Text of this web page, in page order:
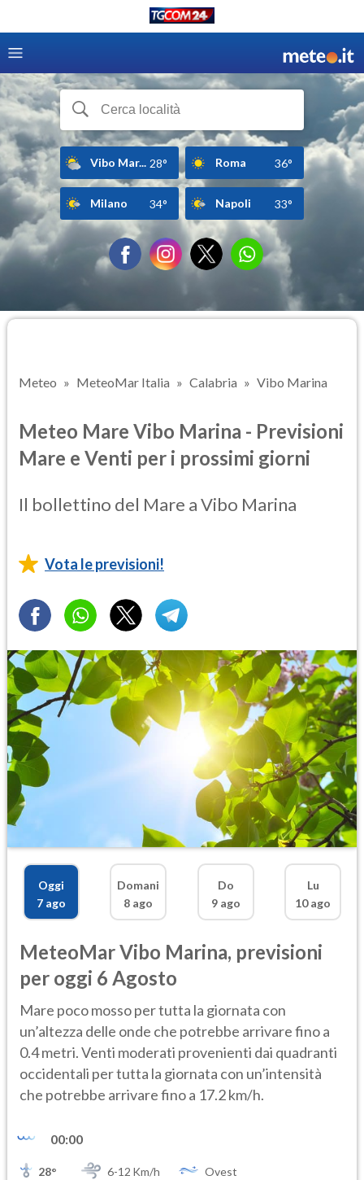
Vibo Mar... 28° Roma 36°
Milano 34° Napoli 33°
Meteo MeteoMar Italia Calabria Vibo Marina
Meteo Mare Vibo Marina - Previsioni
Mare e Venti per i prossimi giorni
Il bollettino del Mare a Vibo Marina
Vota le previsioni!
Oggi
7 ago
Domani
8 ago
Do
9 ago
Lu
10 ago
MeteoMarVibo Marina, previsioni
per oggi 6 Agosto
Mare poco mosso per tutta la giornata con
un’altezza delle onde che potrebbe arrivare fino a
0.4 metri. Venti moderati provenienti dai quadranti
occidentali per tutta la giornata con un’intensità
che potrebbe arrivare fino a 17.2 km/h.
00:00
28° 6-12 Km/h Ovest